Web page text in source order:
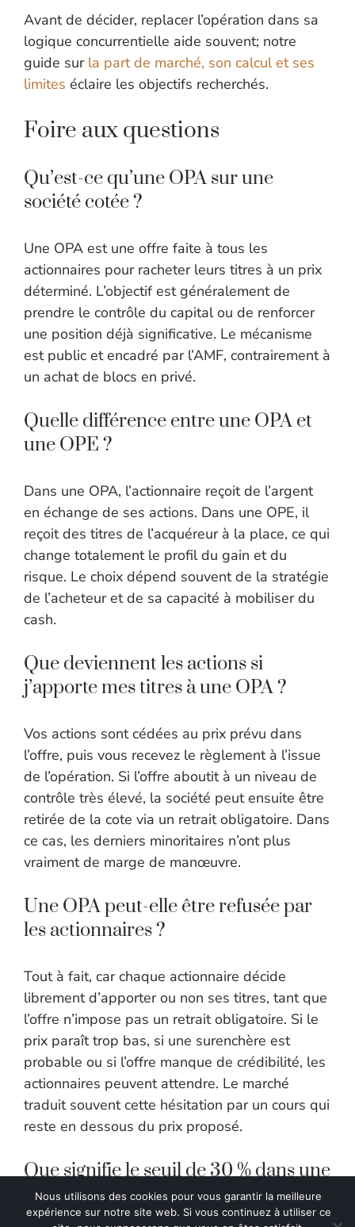
Avant de décider, replacer l’opération dans sa
logique concurrentielle aide souvent; notre
guide sur la part de marché, son calcul et ses
limites éclaire les objectifs recherchés.
Foire aux questions
Qu’est-ce qu’une OPA sur une
société cotée ?
Une OPA est une offre faite à tous les
actionnaires pour racheter leurs titres à un prix
déterminé. L’objectif est généralement de
prendre le contrôle du capital ou de renforcer
une position déjà significative. Le mécanisme
est public et encadré par l’AMF, contrairement à
un achat de blocs en privé.
Quelle différence entre une OPA et
une OPE ?
Dans une OPA, l’actionnaire reçoit de l’argent
en échange de ses actions. Dans une OPE, il
reçoit des titres de l’acquéreur à la place, ce qui
change totalement le profil du gain et du
risque. Le choix dépend souvent de la stratégie
de l’acheteur et de sa capacité à mobiliser du
cash.
Que deviennent les actions si
j’apporte mes titres à une OPA ?
Vos actions sont cédées au prix prévu dans
l’offre, puis vous recevez le règlement à l’issue
de l’opération. Si l’offre aboutit à un niveau de
contrôle très élevé, la société peut ensuite être
retirée de la cote via un retrait obligatoire. Dans
ce cas, les derniers minoritaires n’ont plus
vraiment de marge de manœuvre.
Une OPA peut-elle être refusée par
les actionnaires ?
Tout à fait, car chaque actionnaire décide
librement d’apporter ou non ses titres, tant que
l’offre n’impose pas un retrait obligatoire. Si le
prix paraît trop bas, si une surenchère est
probable ou si l’offre manque de crédibilité, les
actionnaires peuvent attendre. Le marché
traduit souvent cette hésitation par un cours qui
reste en dessous du prix proposé.
Que signifie le seuil de 30 % dans une
OPA ?
Nous utilisons des cookies pour vous garantir la meilleure
expérience sur notre site web. Si vous continuez à utiliser ce